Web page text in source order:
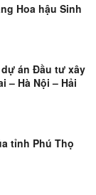
Hoa hậu Sinh
án Đầu tư xây
– Hà Nội – Hải
tỉnh Phú Thọ